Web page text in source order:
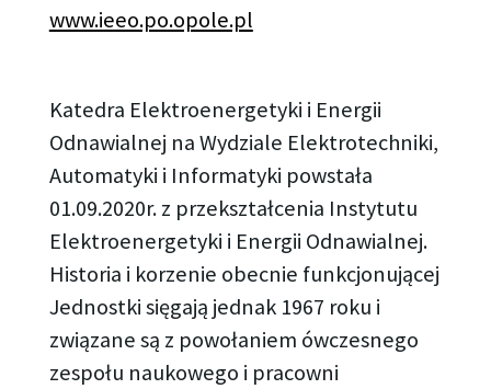
www.ieeo.po.opole.pl
Katedra Elektroenergetyki i Energii
Odnawialnej na Wydziale Elektrotechniki,
Automatyki i Informatyki powstała
01.09.2020r. z przekształcenia Instytutu
Elektroenergetyki i Energii Odnawialnej.
Historia i korzenie obecnie funkcjonującej
Jednostki sięgają jednak 1967 roku i
związane są z powołaniem ówczesnego
zespołu naukowego i pracowni